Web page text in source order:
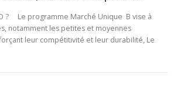
? Le programme Marché Unique B vise à
notamment les petites et moyennes
leur compétitivité et leur durabilité, Le